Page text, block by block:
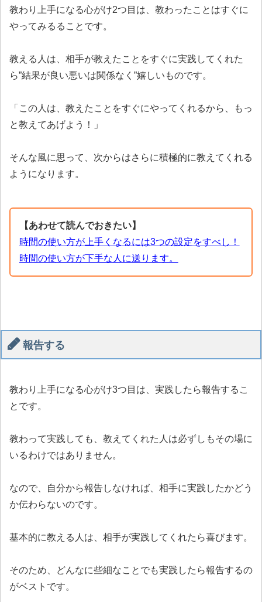
教わり上手になる心がけ2つ目は、教わったことはすぐに
やってみるることです。
教える人は、相手が教えたことをすぐに実践してくれた
ら”結果が良い悪いは関係なく”嬉しいものです。
「この人は、教えたことをすぐにやってくれるから、もっ
と教えてあげよう！」
そんな風に思って、次からはさらに積極的に教えてくれる
ようになります。
【あわせて読んでおきたい】
時間の使い方が上手くなるには3つの設定をすべし！
時間の使い方が下手な人に送ります。
報告する
教わり上手になる心がけ3つ目は、実践したら報告するこ
とです。
教わって実践しても、教えてくれた人は必ずしもその場に
いるわけではありません。
なので、自分から報告しなければ、相手に実践したかどう
か伝わらないのです。
基本的に教える人は、相手が実践してくれたら喜びます。
そのため、どんなに些細なことでも実践したら報告するの
がベストです。